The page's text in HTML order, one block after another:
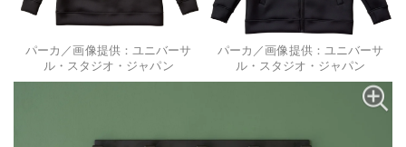
パーカ／画像提供：ユニバーサ
ル・スタジオ・ジャパン
パーカ／画像提供：ユニバーサ
ル・スタジオ・ジャパン